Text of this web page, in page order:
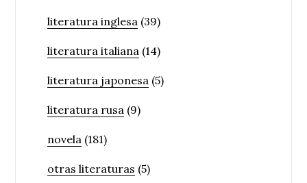
literatura inglesa (39)
literatura italiana (14)
literatura japonesa (5)
literatura rusa (9)
novela (181)
otras literaturas (5)